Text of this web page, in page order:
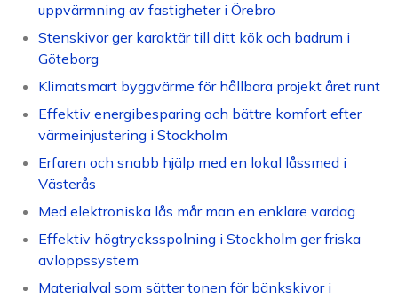
uppvärmning av fastigheter i Örebro
Stenskivor ger karaktär till ditt kök och badrum i
Göteborg
Klimatsmart byggvärme för hållbara projekt året runt
Effektiv energibesparing och bättre komfort efter
värmeinjustering i Stockholm
Erfaren och snabb hjälp med en lokal låssmed i
Västerås
Med elektroniska lås mår man en enklare vardag
Effektiv högtrycksspolning i Stockholm ger friska
avloppssystem
Materialval som sätter tonen för bänkskivor i